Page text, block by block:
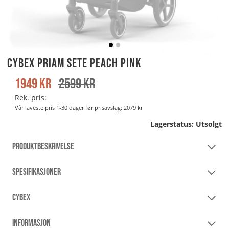
Cybex Priam Sete Peach Pink
2599kr
1949kr
Rek. pris:
Vår laveste pris 1-30 dager før prisavslag: 2079 kr
Lagerstatus: Utsolgt
PRODUKTBESKRIVELSE
SPESIFIKASJONER
CYBEX
INFORMASJON